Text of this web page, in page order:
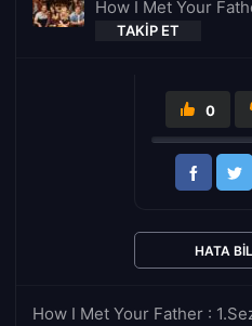
How I Met Your
TAKIP ET
How I Met Your Father :
0
HATA